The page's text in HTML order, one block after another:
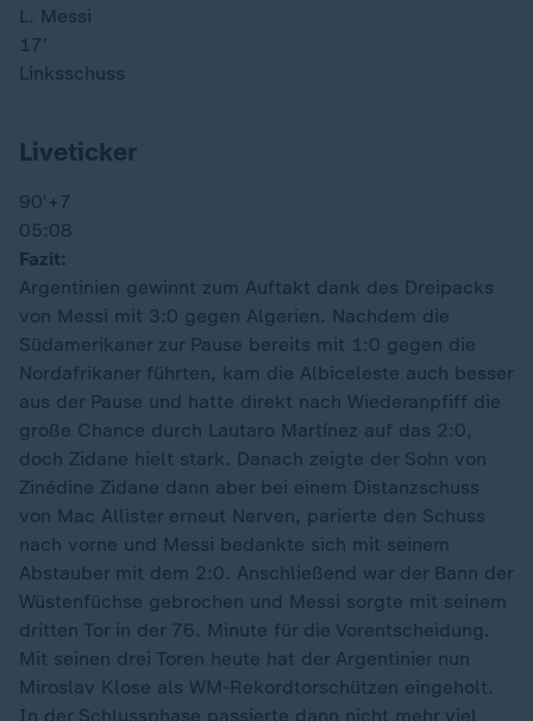
L. Messi
17′
Linksschuss
Liveticker
90′ +7
05:08
Fazit:
Argentinien gewinnt zum Auftakt dank des Dreipacks
von Messi mit 3:0 gegen Algerien. Nachdem die
Südamerikaner zur Pause bereits mit 1:0 gegen die
Nordafrikaner führten, kam die Albiceleste auch besser
aus der Pause und hatte direkt nach Wiederanpfiff die
große Chance durch Lautaro Martínez auf das 2:0,
doch Zidane hielt stark. Danach zeigte der Sohn von
Zinédine Zidane dann aber bei einem Distanzschuss
von Mac Allister erneut Nerven, parierte den Schuss
nach vorne und Messi bedankte sich mit seinem
Abstauber mit dem 2:0. Anschließend war der Bann der
Wüstenfüchse gebrochen und Messi sorgte mit seinem
dritten Tor in der 76. Minute für die Vorentscheidung.
Mit seinen drei Toren heute hat der Argentinier nun
Miroslav Klose als WM-Rekordtorschützen eingeholt.
In der Schlussphase passierte dann nicht mehr viel